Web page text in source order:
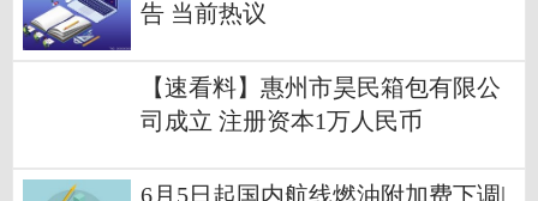
告 当前热议
【速看料】惠州市昊民箱包有限公
司成立 注册资本1万人民币
6月5日起国内航线燃油附加费下调|